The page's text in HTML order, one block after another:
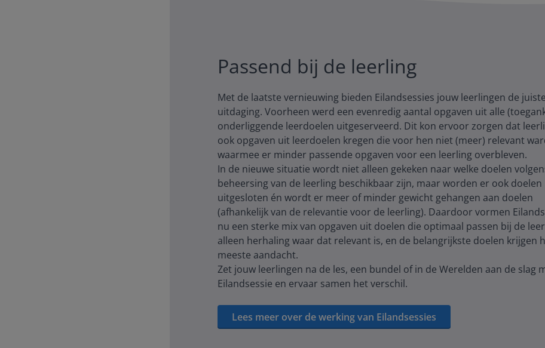
Passend bij de leerling
Met de laatste vernieuwing bieden Eilandsessies jouw leerlingen de juiste
uitdaging. Voorheen werd een evenredig aantal opgaven uit alle
onderliggende leerdoelen uitgeserveerd. Dit kon ervoor zorgen dat
ook opgaven uit leerdoelen kregen die voor hen niet (meer) relevant
waarmee er minder passende opgaven voor een leerling overbleven.
In de nieuwe situatie wordt niet alleen gekeken naar welke doelen
beheersing van de leerling beschikbaar zijn, maar worden er ook doelen
uitgesloten én wordt er meer of minder gewicht gehangen aan doelen
(afhankelijk van de relevantie voor de leerling). Daardoor vormen
nu een sterke mix van opgaven uit doelen die optimaal passen bij de
alleen herhaling waar dat relevant is, en de belangrijkste doelen krijgen
meeste aandacht.
Zet jouw leerlingen na de les, een bundel of in de Werelden aan de slag
Eilandsessie en ervaar samen het verschil.
Lees meer over de werking van Eilandsessies